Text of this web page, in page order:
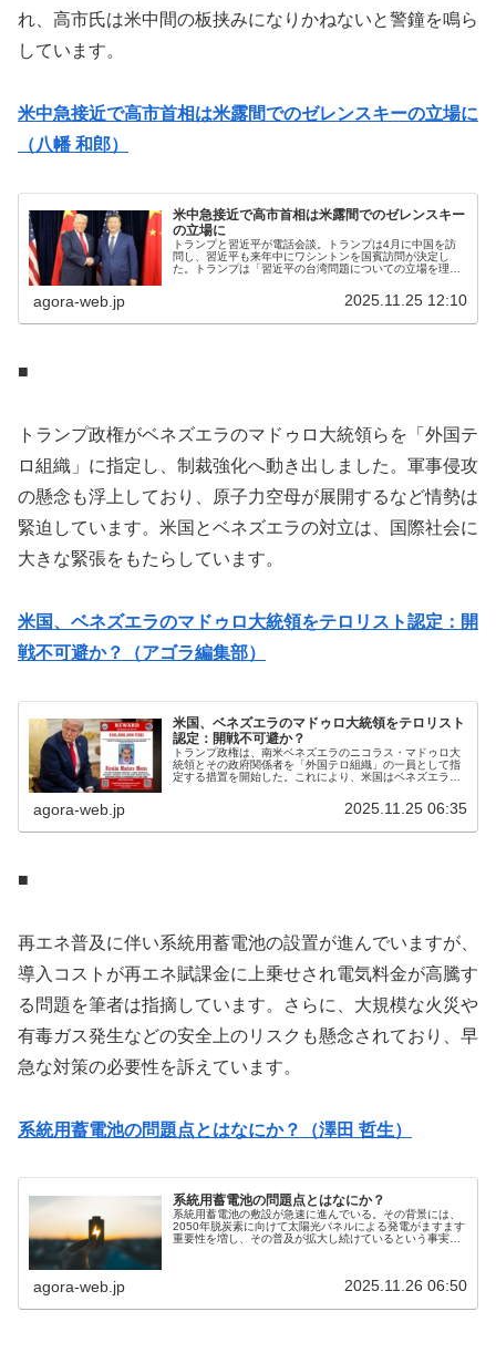
れ、高市氏は米中間の板挟みになりかねないと警鐘を鳴ら
しています。
米中急接近で高市首相は米露間でのゼレンスキーの立場に
（八幡 和郎）
米中急接近で高市首相は米露間でのゼレンスキー
の立場に
トランプと習近平が電話会談。トランプは4月に中国を訪
問し、習近平も来年中にワシントンを国賓訪問が決定し
た。トランプは「習近平の台湾問題についての立場を理
国であったことを想起させ真剣勝負に出...
agora-web.jp 2025.11.25 12:10
■
トランプ政権がベネズエラのマドゥロ大統領らを「外国テ
ロ組織」に指定し、制裁強化へ動き出しました。軍事侵攻
の懸念も浮上しており、原子力空母が展開するなど情勢は
緊迫しています。米国とベネズエラの対立は、国際社会に
大きな緊張をもたらしています。
米国、ベネズエラのマドゥロ大統領をテロリスト認定：開
戦不可避か？（アゴラ編集部）
米国、ベネズエラのマドゥロ大統領をテロリスト
認定：開戦不可避か？
トランプ政権は、南米ベネズエラのニコラス・マドゥロ大
統領とその政府関係者を「外国テロ組織」の一員として指
定する措置を開始した。これにより、米国はベネズエラに
局によると、指定対象となったのは...
agora-web.jp 2025.11.25 06:35
■
再エネ普及に伴い系統用蓄電池の設置が進んでいますが、
導入コストが再エネ賦課金に上乗せされ電気料金が高騰す
る問題を筆者は指摘しています。さらに、大規模な火災や
有毒ガス発生などの安全上のリスクも懸念されており、早
急な対策の必要性を訴えています。
系統用蓄電池の問題点とはなにか？（澤田 哲生）
系統用蓄電池の問題点とはなにか？
系統用蓄電池の敷設が急速に進んでいる。その背景には、
2050年脱炭素に向けて太陽光パネルによる発電がますます
重要性を増し、その普及が拡大し続けているという事実が
agora-web.jp 2025.11.26 06:50